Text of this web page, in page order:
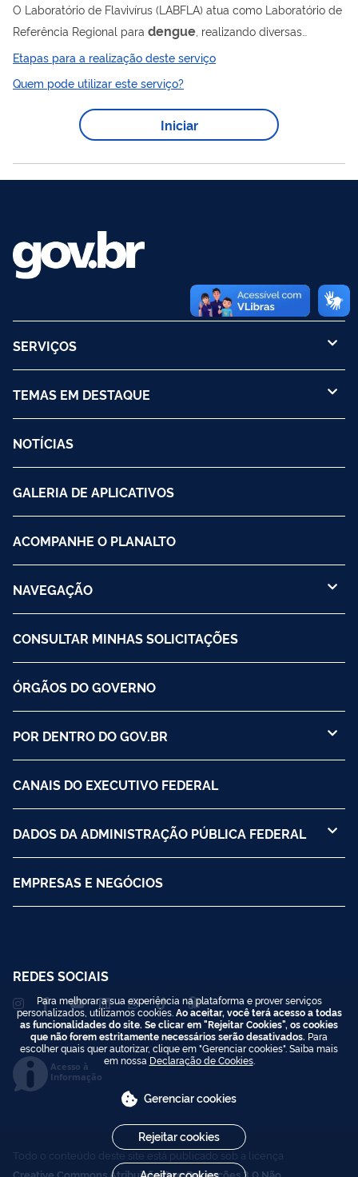
O Laboratório de Flavivírus (LABFLA) atua como Laboratório de
Referência Regional para dengue , realizando diversas
análises sorológicas e moleculares para identificação de
auxiliam os órgãos de vigilância nacionais no monitoramento
de epidemias, introdução de vírus exóticos e esclarecimento
em diagnósticos imprecisos. O LABFLA ainda desenvolve
diferentes temas relacionados a epidemiologia...
Etapas para a realização deste serviço
Quem pode utilizar este serviço?
Iniciar
SERVIÇOS
TEMAS EM DESTAQUE
NOTÍCIAS
GALERIA DE APLICATIVOS
ACOMPANHE O PLANALTO
NAVEGAÇÃO
CONSULTAR MINHAS SOLICITAÇÕES
ÓRGÃOS DO GOVERNO
POR DENTRO DO GOV.BR
CANAIS DO EXECUTIVO FEDERAL
DADOS DA ADMINISTRAÇÃO PÚBLICA FEDERAL
EMPRESAS E NEGÓCIOS
REDES SOCIAIS
Acesso à
Informação
Todo o conteúdo deste site está publicado sob a licença
Creative Commons Atribuição-SemDerivações 3.0 Não
Para melhorar a sua experiência na plataforma e prover serviços
personalizados, utilizamos cookies. Ao aceitar, você terá acesso a todas
as funcionalidades do site. Se clicar em "Rejeitar Cookies", os cookies
que não forem estritamente necessários serão desativados. Para
escolher quais quer autorizar, clique em "Gerenciar cookies". Saiba mais
em nossa Declaração de Cookies.
Gerenciar cookies
Rejeitar cookies